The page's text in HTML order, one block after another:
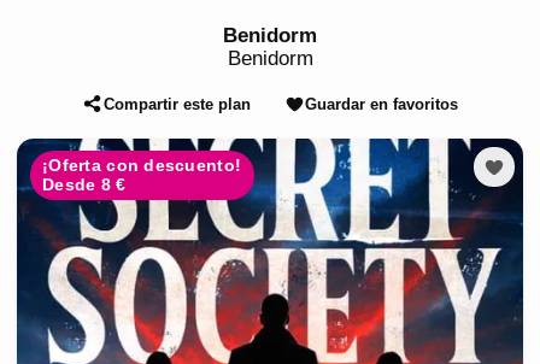
Benidorm
Benidorm
Compartir este plan Guardar en favoritos
¡Oferta con descuento!
Desde 8 €